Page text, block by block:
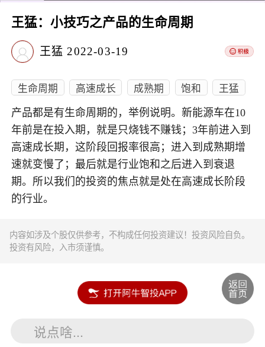
王猛：小技巧之产品的生命周期
王猛 2022-03-19
生命周期 高速成长 成熟期 饱和 王猛
产品都是有生命周期的，举例说明。新能源车在10
年前是在投入期，就是只烧钱不赚钱；3年前进入到
高速成长期，这阶段回报率很高；进入到成熟期增
速就变慢了；最后就是行业饱和之后进入到衰退
期。所以我们的投资的焦点就是处在高速成长阶段
的行业。
内容如涉及个股仅供参考，不构成任何投资建议！投资风险自负。
投资有风险，入市须谨慎。
说点啥...